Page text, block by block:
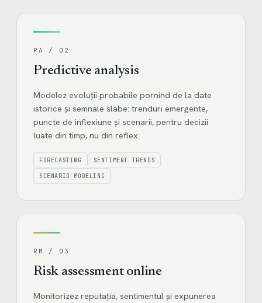
PA / 02
Predictive analysis
Modelez evoluții probabile pornind de la date
istorice și semnale slabe: trenduri emergente,
puncte de inflexiune și scenarii, pentru decizii
luate din timp, nu din reflex.
FORECASTING SENTIMENT TRENDS
SCENARIO MODELING
RM / 03
Risk assessment online
Monitorizez reputația, sentimentul și expunerea